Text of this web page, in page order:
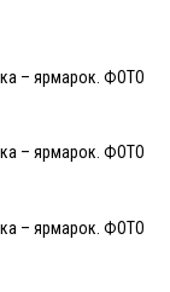
– ярмарок. ФОТО
– ярмарок. ФОТО
– ярмарок. ФОТО